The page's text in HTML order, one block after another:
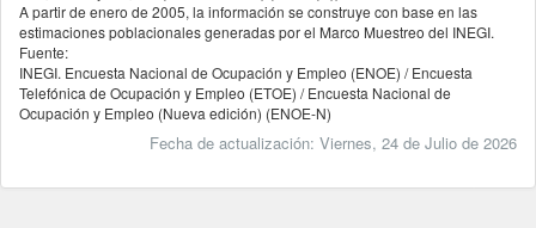
A partir de enero de 2005, la información se construye con base en las
estimaciones poblacionales generadas por el Marco Muestreo del INEGI.
Fuente:
INEGI. Encuesta Nacional de Ocupación y Empleo (ENOE) / Encuesta
Telefónica de Ocupación y Empleo (ETOE) / Encuesta Nacional de
Ocupación y Empleo (Nueva edición) (ENOE-N)
Fecha de actualización: Viernes, 24 de Julio de 2026